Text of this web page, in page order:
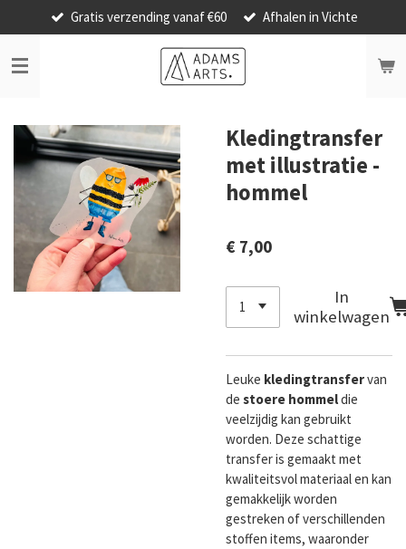
direct
naar
de
Gratis verzending vanaf €60 Afhalen in Vichte
Kledingtransfer
met illustratie -
hommel
€ 7,00
In
winkelwagen
Leuke kledingtransfervan
de stoere hommeldie
veelzijdig kan gebruikt
worden. Deze schattige
transfer is gemaakt met
kwaliteitsvol materiaal en kan
gemakkelijk worden
gestreken of verschillenden
stoffen items, waaronder